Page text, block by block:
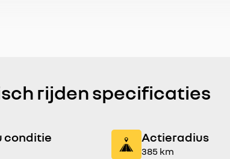
rijden specificaties
conditie Actieradius
385 km